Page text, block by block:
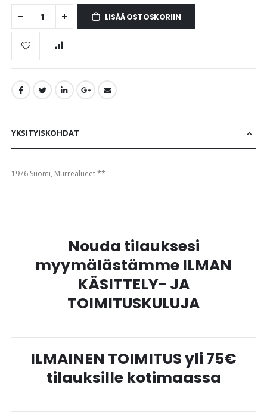
LISÄÄ OSTOSKORIIN
YKSITYISKOHDAT
1976 Suomi, Murrealueet **
Nouda tilauksesi
myymälästämme ILMAN
KÄSITTELY- JA
TOIMITUSKULUJA
ILMAINEN TOIMITUS yli 75€
tilauksille kotimaassa